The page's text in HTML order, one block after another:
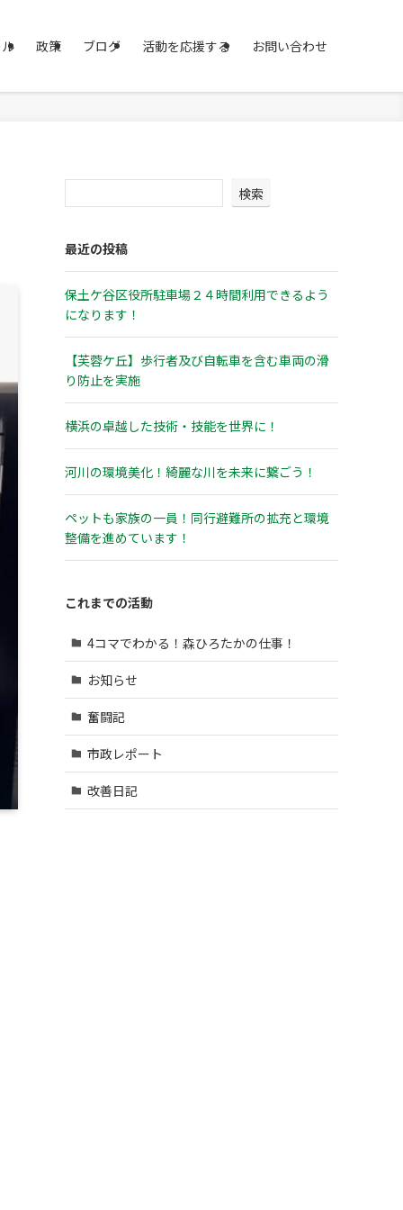
政策 ブログ 活動を応援する お問い合わせ
検索
最近の投稿
保土ケ谷区役所駐車場２４時間利用できるよう
になります！
【芙蓉ケ丘】歩行者及び自転車を含む車両の滑
り防止を実施
横浜の卓越した技術・技能を世界に！
河川の環境美化！綺麗な川を未来に繋ごう！
ペットも家族の一員！同行避難所の拡充と環境
整備を進めています！
これまでの活動
4コマでわかる！森ひろたかの仕事！
お知らせ
奮闘記
市政レポート
改善日記